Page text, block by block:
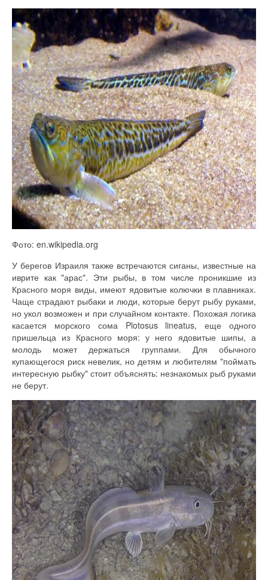
Фото: en.wikipedia.org
У берегов Израиля также встречаются сиганы, известные на
иврите как "арас". Эти рыбы, в том числе проникшие из
Красного моря виды, имеют ядовитые колючки в плавниках.
Чаще страдают рыбаки и люди, которые берут рыбу руками,
но укол возможен и при случайном контакте. Похожая логика
касается морского сома Plotosus lineatus, еще одного
пришельца из Красного моря: у него ядовитые шипы, а
молодь может держаться группами. Для обычного
купающегося риск невелик, но детям и любителям "поймать
интересную рыбку" стоит объяснять: незнакомых рыб руками
не берут.